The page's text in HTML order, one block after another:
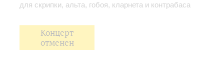
для скрипки, альта, гобоя, кларнета и контрабаса
Концерт
отменен